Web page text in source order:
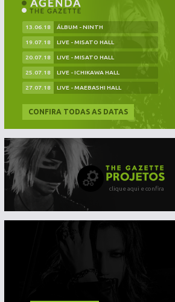
13.06.18 ÁLBUM - NINTH
19.07.18 LIVE - MISATO HALL
20.07.18 LIVE - MISATO HALL
25.07.18 LIVE - ICHIKAWA HALL
27.07.18 LIVE - MAEBASHI HALL
CONFIRA TODAS AS DATAS
clique aqui e confira